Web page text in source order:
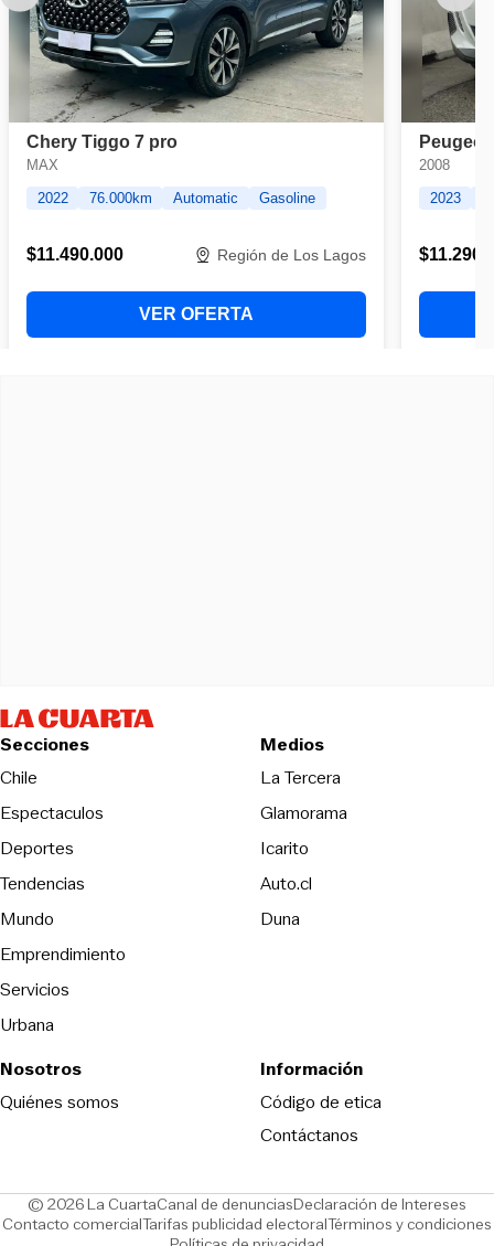
Secciones
Chile
Espectaculos
Deportes
Tendencias
Mundo
Emprendimiento
Servicios
Urbana
Medios
La TerceraOpens in new
Glamorama
Icarito
Auto.cl
DunaOpens in new window
Nosotros
Quiénes somos
Información
Código de eticaOpens in new
Contáctanos
© 2026 La CuartaCanal de denunciasOpens in new window
Declaración de Intereses
Contacto comercialOpens in new window
Tarifas publicidad electoralOpens in new window
Términos y condiciones